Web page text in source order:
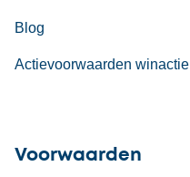
Blog
Actievoorwaarden winactie
Voorwaarden